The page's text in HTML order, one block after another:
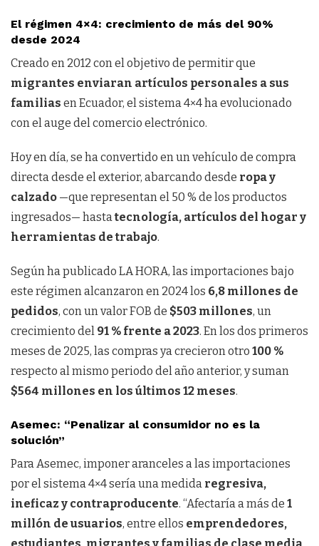
El régimen 4×4: crecimiento de más del 90%
desde 2024
Creado en 2012 con el objetivo de permitir que
migrantes enviaran artículos personales a sus
familias en Ecuador, el sistema 4×4 ha evolucionado
con el auge del comercio electrónico.
Hoy en día, se ha convertido en un vehículo de compra
directa desde el exterior, abarcando desde ropa y
calzado —que representan el 50 % de los productos
ingresados— hastatecnología, artículos del hogar y
herramientas de trabajo.
Según ha publicado LA HORA, las importaciones bajo
este régimen alcanzaron en 2024 los 6,8 millones de
pedidos, con un valor FOB de $503 millones, un
crecimiento del 91 % frente a 2023. En los dos primeros
meses de 2025, las compras ya crecieron otro 100 %
respecto al mismo periodo del año anterior, y suman
$564 millones en los últimos 12 meses.
Asemec: “Penalizar al consumidor no es la
solución”
Para Asemec, imponer aranceles a las importaciones
por el sistema 4×4 sería una medida regresiva,
ineficaz y contraproducente. “Afectaría a más de 1
millón de usuarios, entre ellos emprendedores,
estudiantes, migrantes y familias de clase media